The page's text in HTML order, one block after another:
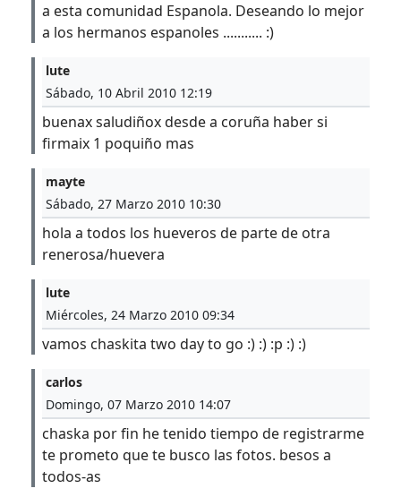
a esta comunidad Espanola. Deseando lo mejor
a los hermanos espanoles ........... :)
lute
Sábado, 10 Abril 2010 12:19
buenax saludiñox desde a coruña haber si
firmaix 1 poquiño mas
mayte
Sábado, 27 Marzo 2010 10:30
hola a todos los hueveros de parte de otra
renerosa/huevera
lute
Miércoles, 24 Marzo 2010 09:34
vamos chaskita two day to go :) :) :p :) :)
carlos
Domingo, 07 Marzo 2010 14:07
chaska por fin he tenido tiempo de registrarme
te prometo que te busco las fotos. besos a
todos-as